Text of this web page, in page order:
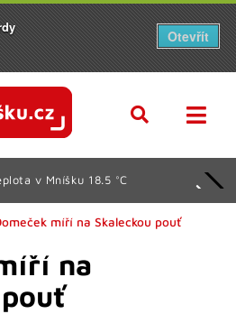
v Mníšku 18.5 °C
míří na Skaleckou pouť
na
Otevřít